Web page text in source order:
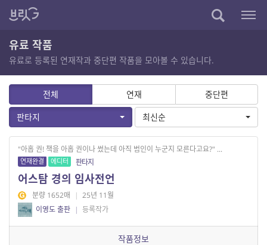
유료 작품
유료로 등록된 연재작과 중단편 작품을 모아볼 수 있습니다.
전체 연재
중단편
판타지
최신순
"아홉 권! 책을 아홉 권이나 썼는데 아직 범인이 누군지 모른다고요?" ...
연재완결 에디터 판타지
어스탐 경의 임사전언
분량 1652매 | 25년 11월
이영도 출판 | 등록작가
작품정보